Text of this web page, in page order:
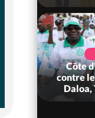
Côte
contre
Daloa,